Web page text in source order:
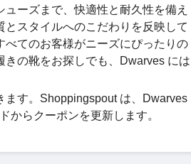
ーズまで、快適性と耐久性を備え
スタイルへのこだわりを反映して
てのお客様がニーズにぴったりの
の靴をお探しでも、Dwarves には
ます。Shoppingspout は、Dwarves
からクーポンを更新します。